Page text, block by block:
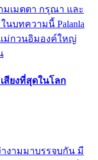
เมตตา กรุณา และ
นบทความนี้ Palanla
ม่กวนอิมองค์ใหญ่
สียงที่สุดในโลก
งามมาบรรจบกัน มี